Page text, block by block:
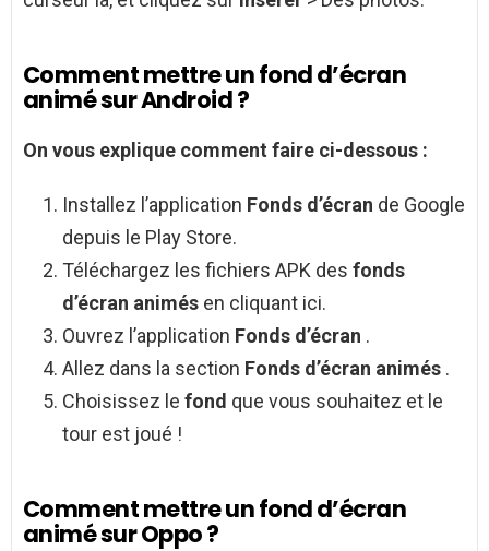
Comment mettre un fond d’écran
animé sur Android ?
On vous explique comment faire ci-dessous :
Installez l’application Fonds d’écran de Google
depuis le Play Store.
Téléchargez les fichiers APK des fonds
d’écran animés en cliquant ici.
Ouvrez l’application Fonds d’écran .
Allez dans la section Fonds d’écran animés .
Choisissez le fond que vous souhaitez et le
tour est joué !
Comment mettre un fond d’écran
animé sur Oppo ?